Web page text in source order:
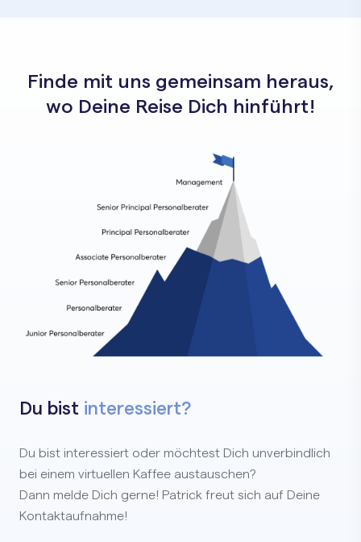
Finde mit uns gemeinsam heraus,
wo Deine Reise Dich hinführt!
Du bist interessiert?
Du bist interessiert oder möchtest Dich unverbindlich
bei einem virtuellen Kaffee austauschen?
Dann melde Dich gerne! Patrick freut sich auf Deine
Kontaktaufnahme!